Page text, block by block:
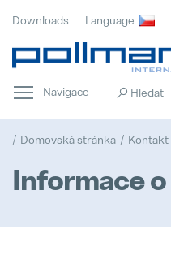
Downloads Language
Navigace
Domovská stránka Kontakt
Informace